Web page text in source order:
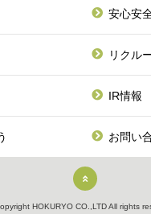
安心安
リクル
IR情報
お問い
HOKURYO CO.,LTD All rights